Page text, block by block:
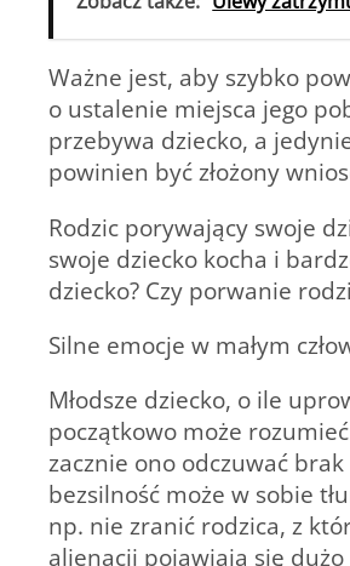
Ważne jest, aby szybko
o ustalenie miejsca jego
przebywa dziecko, a
powinien być złożony
Rodzic porywający swoje
swoje dziecko kocha i
dziecko? Czy porwanie
Silne emocje w małym
Młodsze dziecko, o ile
początkowo może
zacznie ono odczuwać
bezsilność może w sobie
np. nie zranić rodzica, z
alienacji pojawiają się